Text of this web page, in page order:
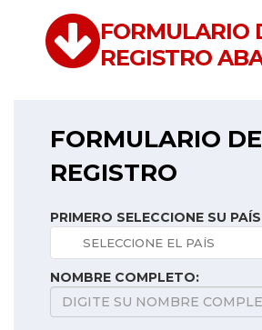
FORMULARIO
REGISTRO
FORMULARIO DE
REGISTRO
PRIMERO SELECCIONE SU
NOMBRE COMPLETO: